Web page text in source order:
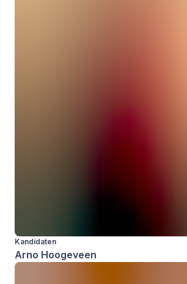
Kandidaten
Arno Hoogeveen